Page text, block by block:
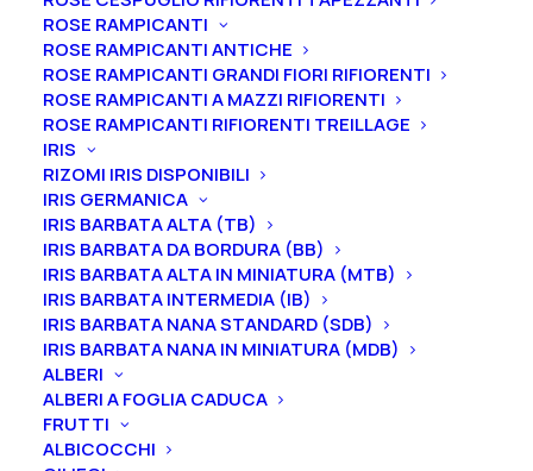
ROSE RAMPICANTI
ROSE RAMPICANTI ANTICHE
ROSE RAMPICANTI GRANDI FIORI RIFIORENTI
ROSE RAMPICANTI A MAZZI RIFIORENTI
ROSE RAMPICANTI RIFIORENTI TREILLAGE
IRIS
RIZOMI IRIS DISPONIBILI
IRIS GERMANICA
IRIS BARBATA ALTA (TB)
IRIS BARBATA DA BORDURA (BB)
IRIS BARBATA ALTA IN MINIATURA (MTB)
IRIS BARBATA INTERMEDIA (IB)
IRIS BARBATA NANA STANDARD (SDB)
IRIS BARBATA NANA IN MINIATURA (MDB)
ALBERI
ALBERI A FOGLIA CADUCA
FRUTTI
ALBICOCCHI
Tutti i prodotti